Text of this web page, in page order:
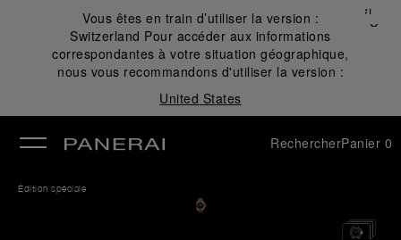
Vous êtes en train d’utiliser la version :
Switzerland Pour accéder aux informations
correspondantes à votre situation géographique,
nous vous recommandons d'utiliser la version :
United States
Fermer
✕
RechercherPanier 0
Édition spéciale